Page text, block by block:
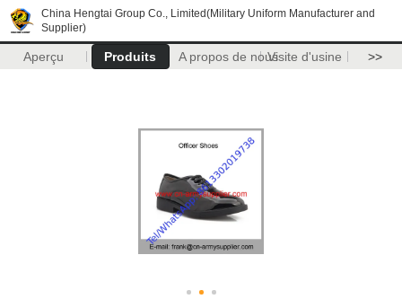
China Hengtai Group Co., Limited(Military Uniform Manufacturer and
Supplier)
Aperçu Produits A propos de nousVisite d'usine >>